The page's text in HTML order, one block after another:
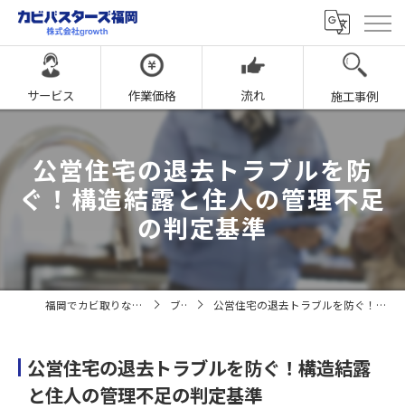
サービス 作業価格 流れ 施工事例
公営住宅の退去トラブルを防
ぐ！構造結露と住人の管理不足
の判定基準
福岡でカビ取りならカビバスターズ福岡 ブログ 公営住宅の退去トラブルを防ぐ！構造結露と住人の管理不足の判定基準
公営住宅の退去トラブルを防ぐ！構造結露
と住人の管理不足の判定基準